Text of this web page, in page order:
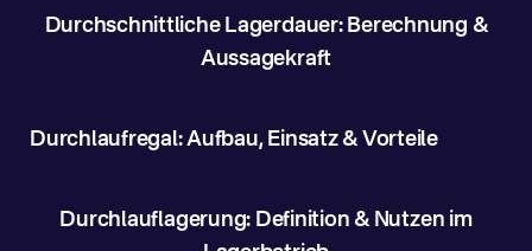
Durchschnittliche Lagerdauer: Berechnung &
Aussagekraft
Durchlaufregal: Aufbau, Einsatz & Vorteile
Durchlauflagerung: Definition & Nutzen im